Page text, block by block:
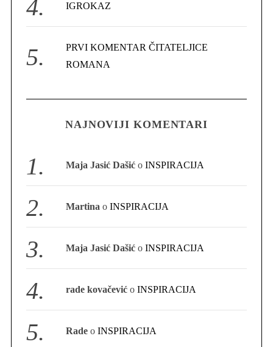
IGROKAZ
PRVI KOMENTAR ČITATELJICE
ROMANA
NAJNOVIJI KOMENTARI
Maja Jasić Dašić oINSPIRACIJA
Martina oINSPIRACIJA
Maja Jasić Dašić oINSPIRACIJA
rade kovačević oINSPIRACIJA
Rade oINSPIRACIJA